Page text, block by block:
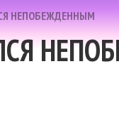
НЕПОБЕЖДЕННЫМ